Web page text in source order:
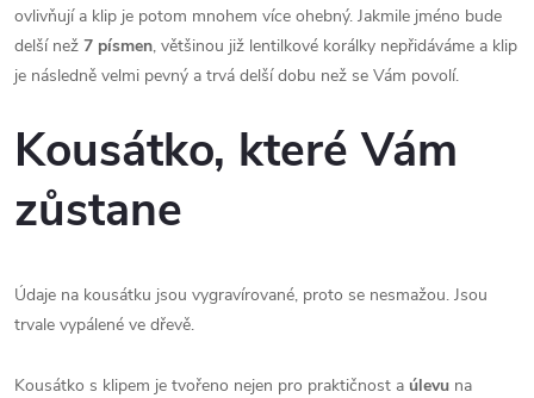
ovlivňují a klip je potom mnohem více ohebný. Jakmile jméno bude
delší než 7 písmen, většinou již lentilkové korálky nepřidáváme a klip
je následně velmi pevný a trvá delší dobu než se Vám povolí.
Kousátko, které Vám
zůstane
Údaje na kousátku jsou vygravírované, proto se nesmažou. Jsou
trvale vypálené ve dřevě.
Kousátko s klipem je tvořeno nejen pro praktičnost a úlevu na